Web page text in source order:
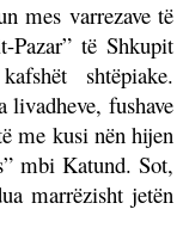
mes varrezave të
të Shkupit
shtëpiake.
fushave
me kusi nën hijen
mbi Katund. Sot,
marrëzisht jetën